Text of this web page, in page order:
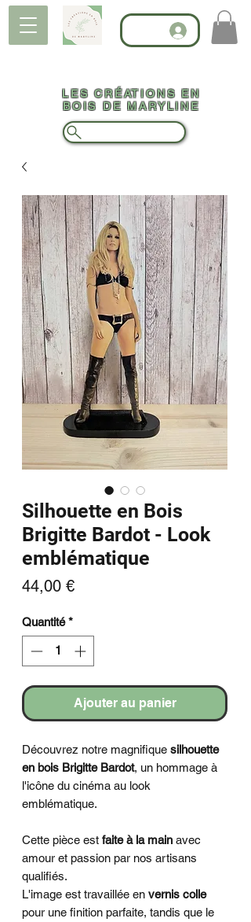
LES CRÉATIONS EN
BOIS DE MARYLINE
Silhouette en Bois
Brigitte Bardot - Look
emblématique
44,00 €Prix
Quantité *
Ajouter au panier
Découvrez notre magnifique silhouette
en bois Brigitte Bardot, un hommage à
l'icône du cinéma au look
emblématique.
Cette pièce est faite à la main avec
amour et passion par nos artisans
qualifiés.
L'image est travaillée en vernis colle
pour une finition parfaite, tandis que le